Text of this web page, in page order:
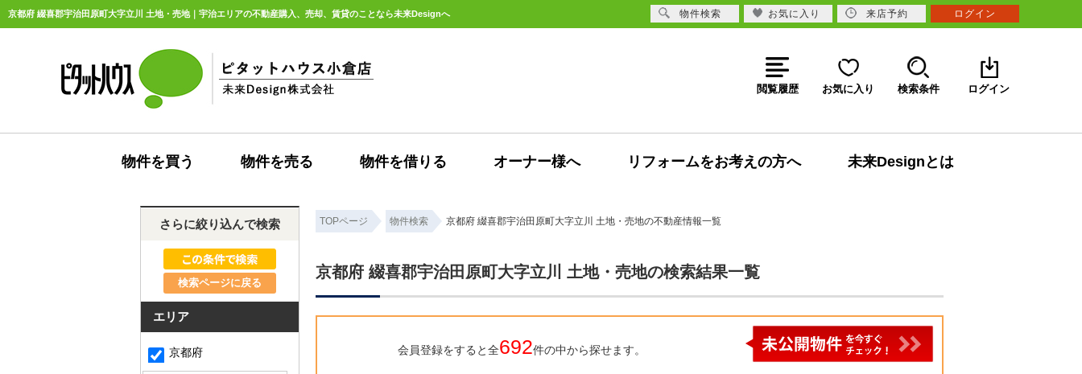
京都府 綴喜郡宇治田原町大字立川 土地・売地｜宇治エリアの不動産購入、売却、賃貸のことなら未来Designへ
閲覧履歴 お気に入り 検索条件 ログイン
物件を買う 物件を売る 物件を借りる オーナー様へ リフォームをお考えの方へ 未来Designとは
TOPページ 物件検索 京都府 綴喜郡宇治田原町大字立川 土地・売地の不動産情報一覧
京都府 綴喜郡宇治田原町大字立川 土地・売地の検索結果一覧
会員登録をすると全692件の中から探せます。
さらに絞り込んで検索
検索ページに戻る
エリア
京都府
物件検索 お気に入り 来店予約 ログイン